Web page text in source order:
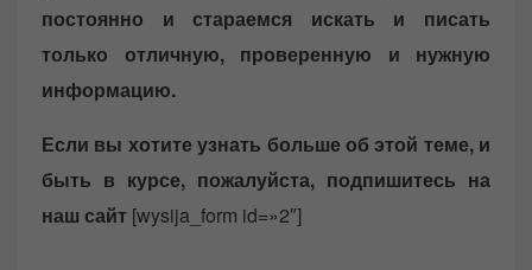
постоянно и стараемся искать и писать
только отличную, проверенную и нужную
информацию.
Если вы хотите узнать больше об этой теме, и
быть в курсе, пожалуйста, подпишитесь на
наш сайт [wysija_form id=»2″]